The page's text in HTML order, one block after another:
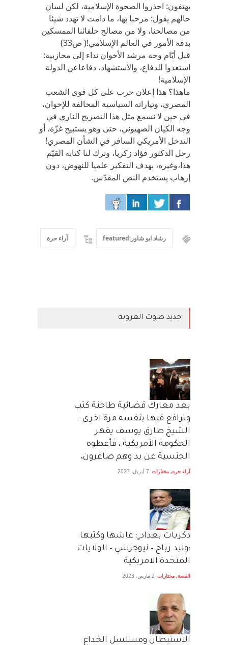
يهتفون: احذروا الصحوة الإسلامية، لكن لسان
حالهم يقول: مرحبا بها، ما دامت لا تهدد شيئا
من مصالحنا، ولا من مصالح حلفائنا الممسكين
بدفة الأمور في العالم الإسلامي!( ص33)
قبل أيّام وجه مرشد الأخوان نداء إلى محازبيه:
استعدوا للدفاع، والاستشهاد، دفاعاعن الدولة
الإسلامية!
ماهذا؟ هذا إعلان حرب على كل قوى الشعب
المصري، وتياراته السياسية المخالفة للإخوان،
في حين لا نسمع مثل هذا التصريح الناري في
وجه الكيان الصهيوني، حتى وهو يستبيح غزّة، أو
التدخل الأمريكي السافر في الشأن المصري!
رحل الدكتور فؤاد زكريا، وترك لنا كتابه القيّم
هذا،وغيره، بهدف التفكير علميا للنهوض، دون
إرهاب يستخدم النص المقدّس.
رشاد ابو شاور:featured آراء حرة
جديد صوت العروبة
بعد معارك قضائية طاحنة كتب
وترافع فيها بنفسه مرة اخرى..
الشيخ طارق يوسف يقهر
الحكومة الأمريكية ، فأعطوه
الجنسية عن يد وهم صاغرون،
آراء حرة, مختارات 7 أبريل، 2023
دكريات بغداد ٍ: عاشها وكتبها
:وليد رباح – نيوجرسي – الولايات
المتحدة الامريكية
القصة, مختارات 2 مارس، 2023
الاستيطان ومسلسل الخداع